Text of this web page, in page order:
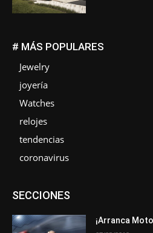
# MÁS POPULARES
Jewelry
joyería
Watches
relojes
tendencias
coronavirus
SECCIONESAsociaciones
Novedades
Opiniones
¡Arranca